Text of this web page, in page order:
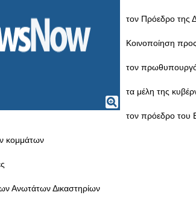
τον Πρόεδρο της
Κοινοποίηση
τον
τα μέλη της
τον πρόεδρο του
κομμάτων
Ανωτάτων Δικαστηρίων